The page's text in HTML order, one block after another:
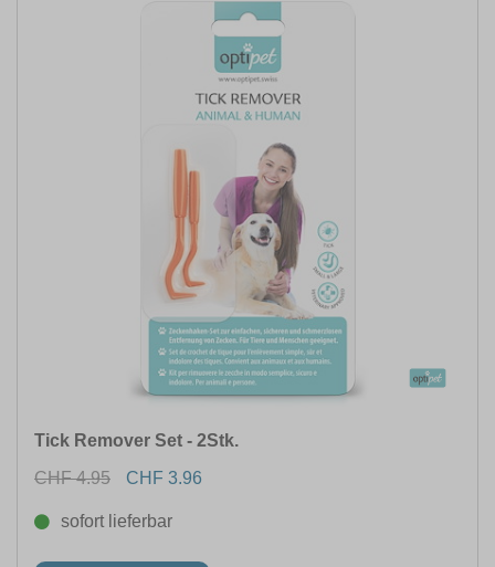
Tick Remover Set - 2Stk.
CHF 4.95
CHF 3.96
sofort lieferbar